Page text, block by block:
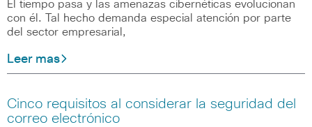
El tiempo pasa y las amenazas cibernéticas evolucionan
con él. Tal hecho demanda especial atención por parte
del sector empresarial,
Leer mas
Cinco requisitos al considerar la seguridad del
correo electrónico